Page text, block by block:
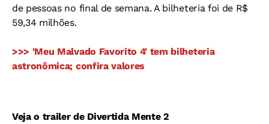
de pessoas no final de semana. A bilheteria foi de R$
59,34 milhões.
>>> 'Meu Malvado Favorito 4' tem bilheteria
astronômica; confira valores
Veja o trailer de Divertida Mente 2